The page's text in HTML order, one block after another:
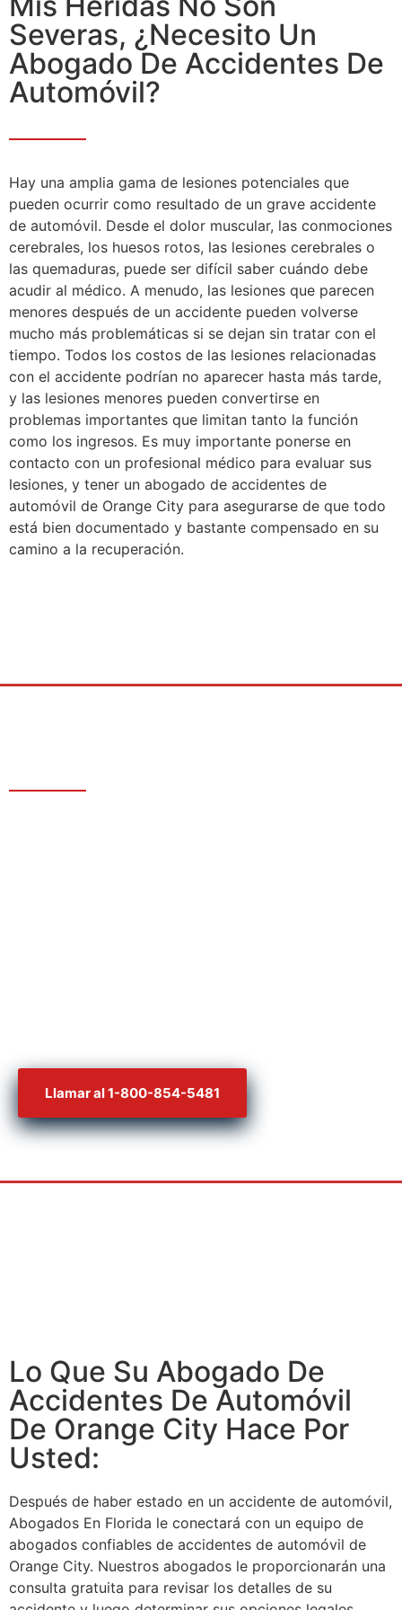
Severas, ¿Necesito Un
Abogado De Accidentes De
Automóvil?
Hay una amplia gama de lesiones potenciales que
pueden ocurrir como resultado de un grave accidente
de automóvil. Desde el dolor muscular, las conmociones
cerebrales, los huesos rotos, las lesiones cerebrales o
las quemaduras, puede ser difícil saber cuándo debe
acudir al médico. A menudo, las lesiones que parecen
menores después de un accidente pueden volverse
mucho más problemáticas si se dejan sin tratar con el
tiempo. Todos los costos de las lesiones relacionadas
con el accidente podrían no aparecer hasta más tarde,
y las lesiones menores pueden convertirse en
problemas importantes que limitan tanto la función
como los ingresos. Es muy importante ponerse en
contacto con un profesional médico para evaluar sus
lesiones, y tener un abogado de accidentes de
automóvil de Orange City para asegurarse de que todo
está bien documentado y bastante compensado en su
camino a la recuperación.
Llamar al 1-800-854-5481
Lo Que Su Abogado De
Accidentes De Automóvil
De Orange City Hace Por
Usted:
Después de haber estado en un accidente de automóvil,
Abogados En Florida le conectará con un equipo de
abogados confiables de accidentes de automóvil de
Orange City. Nuestros abogados le proporcionarán una
consulta gratuita para revisar los detalles de su